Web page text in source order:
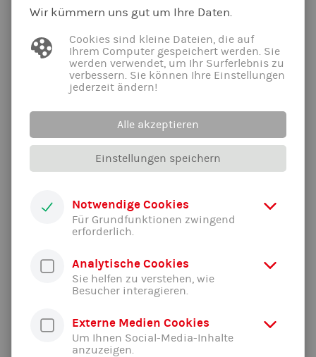
Warteliste für Kinder mit Handicap geöffnet! Kontakt über
schwimmen@tsv-jahn-freising.de
Inklusive Jugendgruppe
Die inklusiven Jugendgruppe ist für den Altersbereich von 12-
27 Jahren. Diese Gruppe richtet sich an alle Jugendlichen mit
hier der Spaß am Schwimmen im Fokus. Diese Gruppe ist mit
dem EISs-Siegel ausgezeichnet (Erlebte inklusive
Montag: 19:00 - 20:00 Uhr (ab 1.1.2026: 18:00 - 19:00 Uhr)
schwimmen@tsv-jahn-freising.de
Jugendgruppe
Die Jugendgruppe ist für den Altersbereich von 12-18 Jahren.
Wir kümmern uns gut um Ihre Daten.
Cookies sind kleine Dateien, die auf
Ihrem Computer gespeichert werden. Sie
werden verwendet, um Ihr Surferlebnis zu
verbessern. Sie können Ihre Einstellungen
jederzeit ändern!
Alle akzeptieren
Einstellungen speichern
Notwendige Cookies
Für Grundfunktionen zwingend
erforderlich.
Analytische Cookies
Sie helfen zu verstehen, wie
Besucher interagieren.
Externe Medien Cookies
Um Ihnen Social-Media-Inhalte
anzuzeigen.